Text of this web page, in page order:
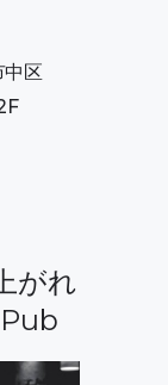
中区
がれ